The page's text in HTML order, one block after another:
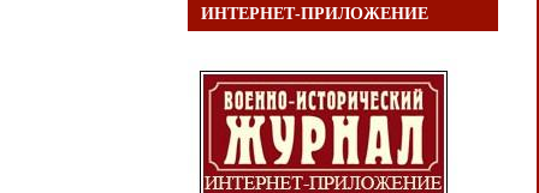
ИНТЕРНЕТ-ПРИЛОЖЕНИЕ